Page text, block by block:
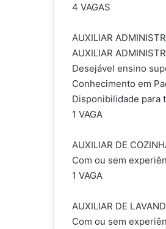
4 VAGAS
AUXILIAR
AUXILIAR
Desejável ensino
Conhecimento em
Disponibilidade para
1 VAGA
AUXILIAR DE
Com ou sem
1 VAGA
AUXILIAR DE
Com ou sem